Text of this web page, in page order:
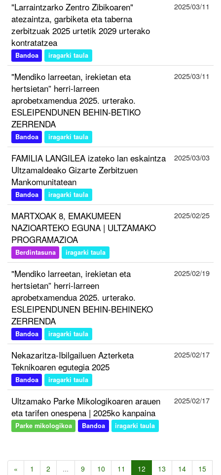
"Larraintzarko Zentro Zibikoaren"
atezaintza, garbiketa eta taberna
zerbitzuak 2025 urtetik 2029 urterako
kontratatzea
Bandoa iragarki taula
2025/03/11
"Mendiko larreetan, irekietan eta
hertsietan” herri-larreen
aprobetxamendua 2025. urterako.
ESLEIPENDUNEN BEHIN-BETIKO
ZERRENDA
Bandoa iragarki taula
2025/03/11
FAMILIA LANGILEA izateko lan eskaintza
Ultzamaldeako Gizarte Zerbitzuen
Mankomunitatean
Bandoa iragarki taula
2025/03/03
MARTXOAK 8, EMAKUMEEN
NAZIOARTEKO EGUNA | ULTZAMAKO
PROGRAMAZIOA
Berdintasuna iragarki taula
2025/02/25
"Mendiko larreetan, irekietan eta
hertsietan” herri-larreen
aprobetxamendua 2025. urterako.
ESLEIPENDUNEN BEHIN-BEHINEKO
ZERRENDA
Bandoa iragarki taula
2025/02/19
Nekazaritza-Ibilgailuen Azterketa
Teknikoaren egutegia 2025
Bandoa iragarki taula
2025/02/17
Ultzamako Parke Mikologikoaren arauen
eta tarifen onespena | 2025ko kanpaina
Parke mikologikoa Bandoa iragarki taula
2025/02/17
« 1 2 ... 9 10 11 12 13 14
15